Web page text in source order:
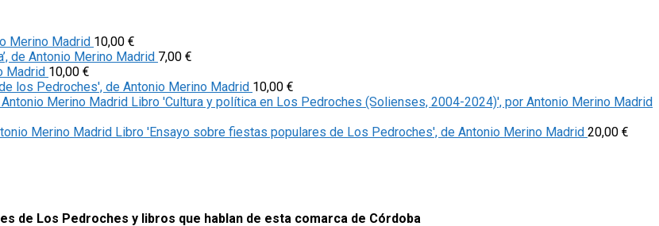
Merino Madrid 10,00 €
de Antonio Merino Madrid 7,00 €
Madrid 10,00 €
los Pedroches', de Antonio Merino Madrid 10,00 €
Libro 'Cultura y política en Los Pedroches (Solienses, 2004-2024)', por Antonio Merino Madrid
Libro 'Ensayo sobre fiestas populares de Los Pedroches', de Antonio Merino Madrid 20,00 €
de Los Pedroches y libros que hablan de esta comarca de Córdoba